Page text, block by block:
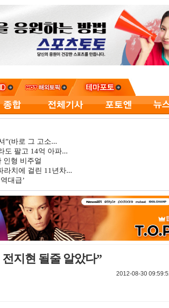
”(바로 그 고소...
도 팔고 14억 아파...
인형 비주얼
치에 걸린 11년차...
대급’
지현 될줄 알았다”
2012-08-30